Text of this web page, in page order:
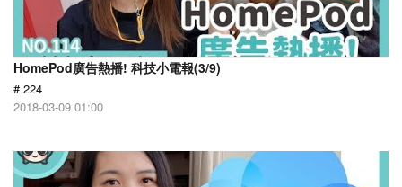
HomePod廣告熱播! 科技小電報(3/9)
# 224
2018-03-09 01:00